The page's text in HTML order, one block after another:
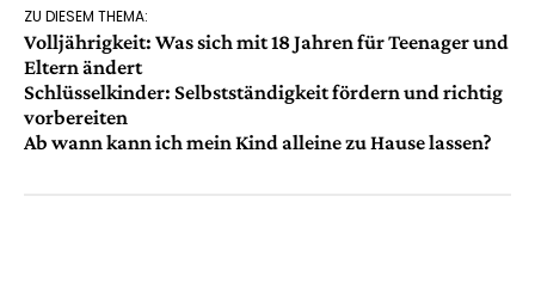
ZU DIESEM THEMA:
Volljährigkeit: Was sich mit 18 Jahren für Teenager und
Eltern ändert
Schlüsselkinder: Selbstständigkeit fördern und richtig
vorbereiten
Ab wann kann ich mein Kind alleine zu Hause lassen?